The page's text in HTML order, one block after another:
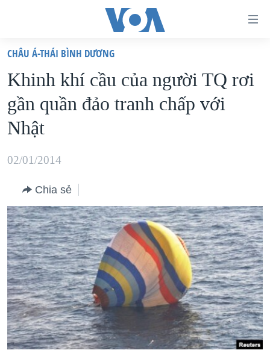
truy
cập
Tới
nội
chính
hướng
chính
Đi
tới
"Tìm"
VIỆT NAM
HOA KỲ
BIỂN ĐÔNG
THẾ GIỚI
DIỄN ĐÀN
MỤC
TỰ DO BÁO CHÍ
VẠCH TRẦN TIN GIẢ
NGƯỜI VIỆT HẢI NGOẠI
ĐỜI SỐNG
KINH TẾ
KHOA HỌC
CHUYÊN ĐỀ
CHIẾN TRANH THƯƠNG MẠI CỦA MỸ: QUÁ KHỨ VÀ HIỆN
TẠI
HÀNH TRÌNH BẦU CỬ 2024
MỘT NĂM CHIẾN TRANH TẠI DẢI GAZA
GIẢI MÃ VÀNH ĐAI & CON ĐƯỜNG
HỌC TIẾNG ANH
VIDEO
NGHE
MẠNG XÃ HỘI
CHÂU Á-THÁI BÌNH DƯƠNG
Khinh khí cầu của người TQ rơi
gần quần đảo tranh chấp với
Nhật
02/01/2014
Chia sẻ